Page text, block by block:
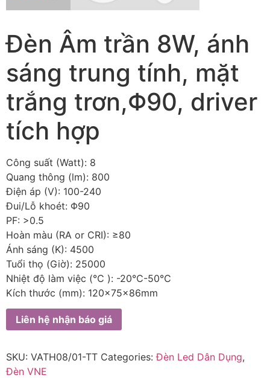
Đèn Âm trần 8W, ánh
sáng trung tính, mặt
trắng trơn,Φ90, driver
tích hợp
Công suất (Watt): 8
Quang thông (lm): 800
Điện áp (V): 100-240
Đui/Lỗ khoét: Φ90
PF: >0.5
Hoàn màu (RA or CRI): ≥80
Ánh sáng (K): 4500
Tuổi thọ (Giờ): 25000
Nhiệt độ làm việc (℃ ): -20℃-50℃
Kích thước (mm): 120x75x86mm
Liên hệ nhận báo giá
SKU: VATH08/01-TT Categories:Đèn Led Dân Dụng,
Đèn VNE